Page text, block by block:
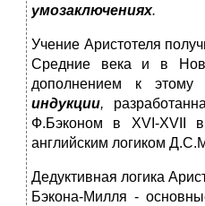
умозаключениях.
Учение Аристотеля
Средние века и в
дополнением к этому
индукции,
Ф.Бэконом в XVI-XVII
английским логи­ком
Дедуктивная логика
Бэкона-Милля -